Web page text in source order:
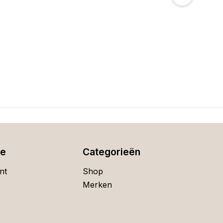
Categorieën
Shop
Merken